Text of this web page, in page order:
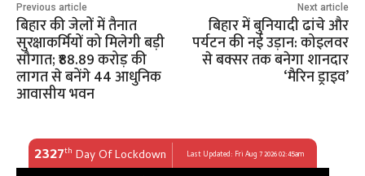
Previous article
बिहार की जेलों में तैनात
सुरक्षाकर्मियों को मिलेगी बड़ी
सौगात; ₹88.89 करोड़ की
लागत से बनेंगे 44 आधुनिक
आवासीय भवन
Next article
बिहार में बुनियादी ढांचे और
पर्यटन की नई उड़ान: कोइलवर
से बक्सर तक बनेगा शानदार
‘मैरिन ड्राइव’